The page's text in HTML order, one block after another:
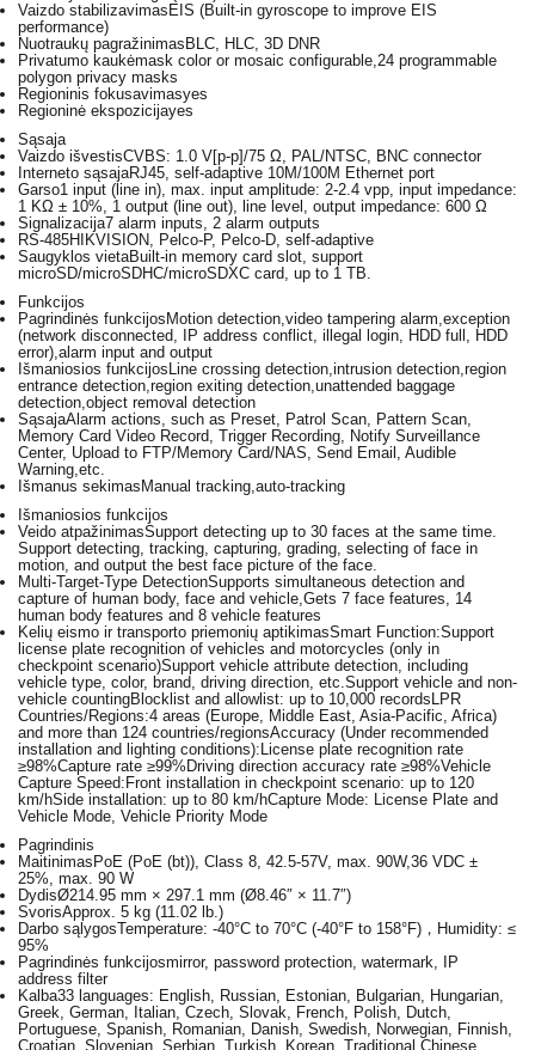
Vaizdo stabilizavimas EIS (Built-in gyroscope to improve EIS
performance)
Nuotraukų pagražinimas BLC, HLC, 3D DNR
Privatumo kaukėmask color or mosaic configurable,24 programmable
polygon privacy masks
Regioninis fokusavimasyes
Regioninė ekspozicijayes
Sąsaja
Vaizdo išvestisCVBS: 1.0 V[p-p]/75 Ω, PAL/NTSC, BNC connector
Interneto sąsajaRJ45, self-adaptive 10M/100M Ethernet port
Garso1 input (line in), max. input amplitude: 2-2.4 vpp, input impedance:
1 KΩ ± 10%, 1 output (line out), line level, output impedance: 600 Ω
Signalizacija7 alarm inputs, 2 alarm outputs
RS-485HIKVISION, Pelco-P, Pelco-D, self-adaptive
Saugyklos vietaBuilt-in memory card slot, support
microSD/microSDHC/microSDXC card, up to 1 TB.
Funkcijos
Pagrindinės funkcijos Motion detection,video tampering alarm,exception
(network disconnected, IP address conflict, illegal login, HDD full, HDD
error),alarm input and output
Išmaniosios funkcijos Line crossing detection,intrusion detection,region
entrance detection,region exiting detection,unattended baggage
detection,object removal detection
SąsajaAlarm actions, such as Preset, Patrol Scan, Pattern Scan,
Memory Card Video Record, Trigger Recording, Notify Surveillance
Center, Upload to FTP/Memory Card/NAS, Send Email, Audible
Warning,etc.
Išmanus sekimas Manual tracking,auto-tracking
Išmaniosios funkcijos
Veido atpažinimasSupport detecting up to 30 faces at the same time.
Support detecting, tracking, capturing, grading, selecting of face in
motion, and output the best face picture of the face.
Multi-Target-Type DetectionSupports simultaneous detection and
capture of human body, face and vehicle,Gets 7 face features, 14
human body features and 8 vehicle features
Kelių eismo ir transporto priemonių aptikimasSmart Function:Support
license plate recognition of vehicles and motorcycles (only in
checkpoint scenario)Support vehicle attribute detection, including
vehicle type, color, brand, driving direction, etc.Support vehicle and non-
vehicle countingBlocklist and allowlist: up to 10,000 recordsLPR
Countries/Regions:4 areas (Europe, Middle East, Asia-Pacific, Africa)
and more than 124 countries/regionsAccuracy (Under recommended
installation and lighting conditions):License plate recognition rate
≥98%Capture rate ≥99%Driving direction accuracy rate ≥98%Vehicle
Capture Speed:Front installation in checkpoint scenario: up to 120
km/hSide installation: up to 80 km/hCapture Mode: License Plate and
Vehicle Mode, Vehicle Priority Mode
Pagrindinis
Maitinimas PoE (PoE (bt)), Class 8, 42.5-57V, max. 90W,36 VDC ±
25%, max. 90 W
DydisØ214.95 mm × 297.1 mm (Ø8.46″ × 11.7″)
SvorisApprox. 5 kg (11.02 lb.)
Darbo sąlygosTemperature: -40°C to 70°C (-40°F to 158°F)，Humidity: ≤
95%
Pagrindinės funkcijosmirror, password protection, watermark, IP
address filter
Kalba33 languages: English, Russian, Estonian, Bulgarian, Hungarian,
Greek, German, Italian, Czech, Slovak, French, Polish, Dutch,
Portuguese, Spanish, Romanian, Danish, Swedish, Norwegian, Finnish,
Croatian, Slovenian, Serbian, Turkish, Korean, Traditional Chinese,